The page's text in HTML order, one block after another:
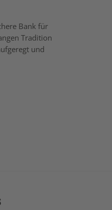
Bank für
Tradition
und